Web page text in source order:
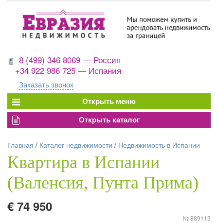
8 (499) 346 8069 — Россия
+34 922 986 725 — Испания
Заказать звонок
Главная / Каталог недвижимости / Недвижимость в Испании
Квартира в Испании
(Валенсия, Пунта Прима)
€ 74 950
№ 889113